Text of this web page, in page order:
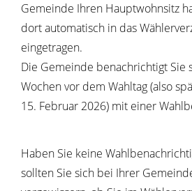
Gemeinde Ihren Hauptwohnsitz
dort automatisch in das
eingetragen.
Die Gemeinde benachrichtigt Sie
Wochen vor dem Wahltag (also
15. Februar 2026) mit einer
Haben Sie keine
sollten Sie sich bei Ihrer